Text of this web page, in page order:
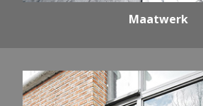
Maatwerk